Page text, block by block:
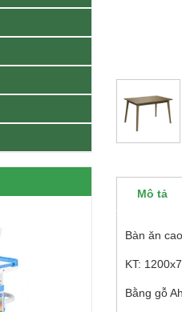
Mô tả
Bàn ăn
KT:
Bằng gỗ